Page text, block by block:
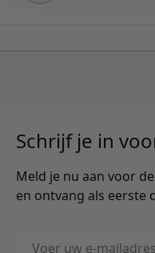
Schrijf je in
Meld je nu aan voor
en ontvang als eerste
E-mailadres